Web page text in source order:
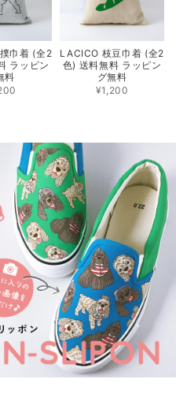
巾着 (全2
ラッピン
料
LACICO 枝豆巾着 (全2
色) 送料無料 ラッピン
グ無料
¥1,200